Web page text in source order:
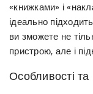
«книжками» і
ідеально
ви зможете не
пристрою, але і
Особливості